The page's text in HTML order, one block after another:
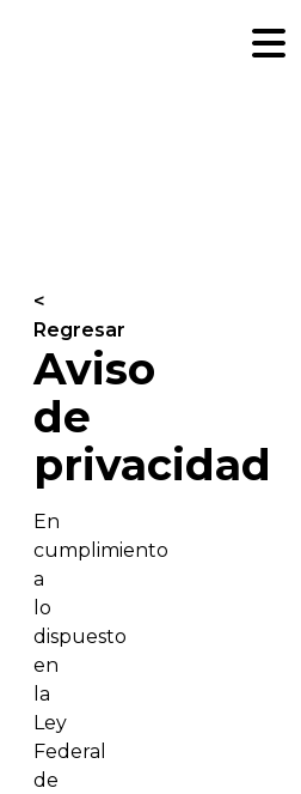
<
Regresar
Aviso
de
privacidad
En
cumplimiento
a
lo
dispuesto
en
la
Ley
Federal
de